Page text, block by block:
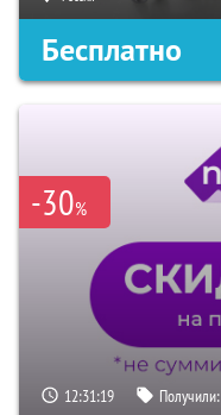
Бесплатно
-30%
12:31:18 Получили: